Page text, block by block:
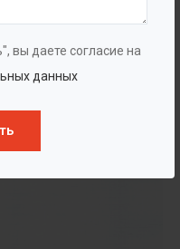
вы даете согласие на
данных
029807